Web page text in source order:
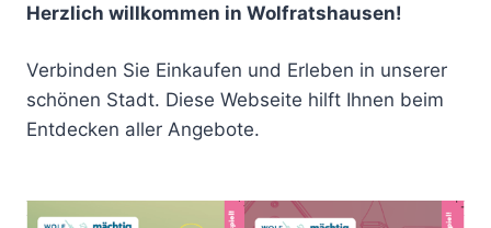
Herzlich willkommen in Wolfratshausen!
Verbinden Sie Einkaufen und Erleben in unserer
schönen Stadt. Diese Webseite hilft Ihnen beim
Entdecken aller Angebote.